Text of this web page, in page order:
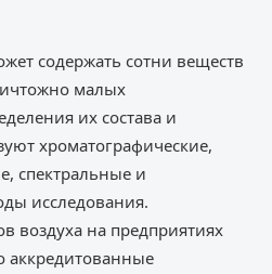
содержать сотни веществ
малых
их состава и
хроматографические,
спектральные и
исследования.
воздуха на предприятиях
аккредитованные